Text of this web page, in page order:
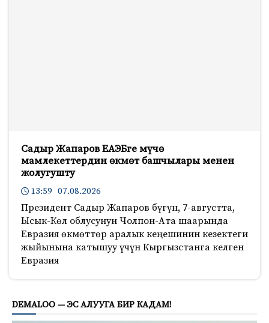
Садыр Жапаров ЕАЭБге мүчө
мамлекеттердин өкмөт башчылары менен
жолугушту
13:59 07.08.2026
Президент Садыр Жапаров бүгүн, 7-августта,
Ысык-Көл облусунун Чолпон-Ата шаарында
Евразия өкмөттөр аралык кеңешинин кезектеги
жыйынына катышуу үчүн Кыргызстанга келген
Евразия
DEMALOO — ЭС АЛУУГА БИР КАДАМ!